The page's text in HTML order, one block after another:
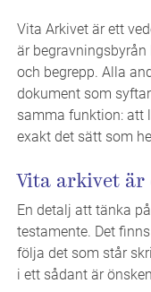
Vita Arkivet är ett
är
och begrepp. Alla
dokument som
samma funktion: att
exakt det sätt som
Vita arkivet
En detalj att tänka
testamente. Det
följa det som står
i ett sådant är